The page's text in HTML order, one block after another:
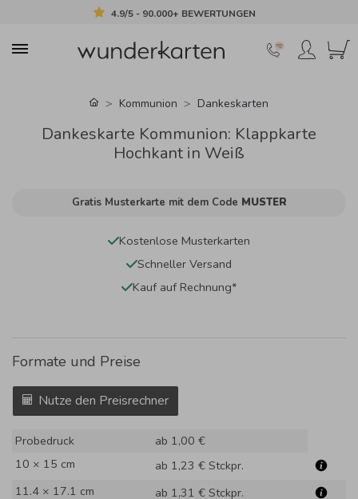
4.9/5 - 90.000+ BEWERTUNGEN
Kommunion Dankeskarten
Dankeskarte Kommunion: Klappkarte
Hochkant in Weiß
Gratis Musterkarte mit dem Code MUSTER
Kostenlose Musterkarten
Schneller Versand
Kauf auf Rechnung*
Formate und Preise
Nutze den Preisrechner
Probedruck
ab 1,00 €
10 × 15 cm
ab 1,23 € Stckpr.
11.4 × 17.1 cm
ab 1,31 € Stckpr.